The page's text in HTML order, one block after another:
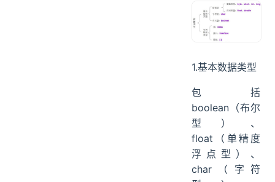
1.基本数据类型
包括
boolean（布尔
型）、
float（单精度
浮点型）、
char（字符